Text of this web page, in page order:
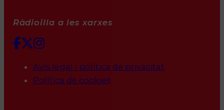
Ràdioilla a les xarxes
Avís legal i política de privacitat
Política de cookies